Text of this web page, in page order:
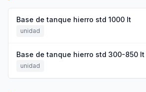
Base de tanque hierro std 1000 lt
unidad
Base de tanque hierro std 300-850 lt
unidad